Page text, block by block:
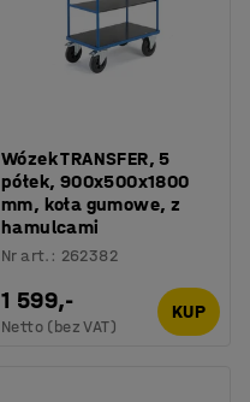
Wózek TRANSFER, 5
półek, 900x500x1800
mm, koła gumowe, z
hamulcami
Nr art. : 262382
1 599,-
Netto (bez VAT)
KUP